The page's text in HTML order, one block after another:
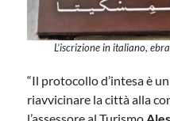
L’iscrizione in italiano,
“Il protocollo d’intesa è
riavvicinare la città alla